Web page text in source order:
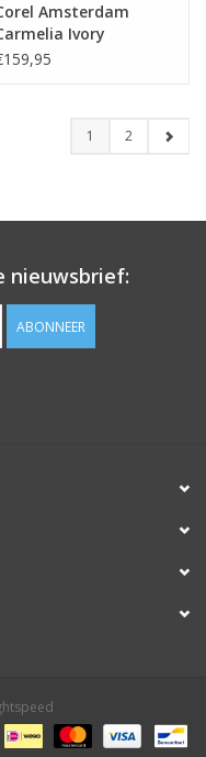
Amsterdam
Ivory
1 2
nieuwsbrief:
ABONNEER